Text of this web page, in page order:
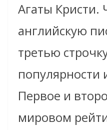
Агаты Кристи.
английскую
третью
популярности
Первое и
мировом